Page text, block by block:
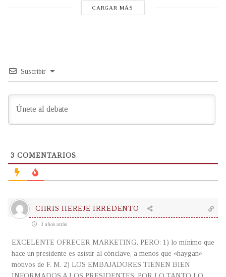
CARGAR MÁS
Suscribir
3 COMENTARIOS
CHRIS HEREJE IRREDENTO
3 años atrás
EXCELENTE OFRECER MARKETING, PERO: 1) lo mínimo que
hace un presidente es asistir al cónclave, a menos que «haygan»
motivos de F. M. 2) LOS EMBAJADORES TIENEN BIEN